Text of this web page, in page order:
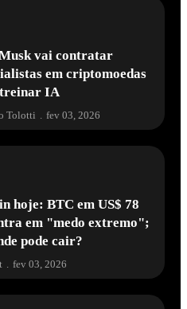
vai contratar
em criptomoedas
IA
Tolotti fev 03, 2026
hoje: BTC em US$ 78
em "medo extremo";
pode cair?
. fev 03, 2026